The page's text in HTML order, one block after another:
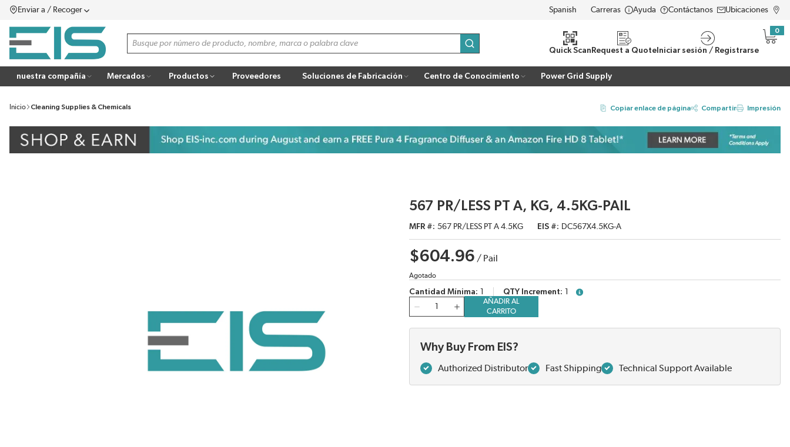
SALTAR AL CONTENIDO PRINCIPAL
Enviar a / Recoger
menú LANGUAGE
Carreras Ayuda Contáctanos Ubicaciones
Búsqueda de sitio
enviar búsqueda
Quick Scan Request a Quote Iniciar sesión / Registrarse
0
{0}
nuestra compañía Mercados Productos
more info Proveedores Soluciones de Fabricación Centro de Conocimiento Power Grid Supply
Inicio Cleaning Supplies & Chemicals Copiar enlace de página Compartir Impresión
567 PR/LESS PT A, KG, 4.5KG-PAIL
MFR # 567 PR/LESS PT A 4.5KG EIS # DC567X4.5KG-A
$604.96 / Pail
Agotado
Cantidad Mínima QTY Increment
more info
Cantidad
AÑADIR AL
CARRITO
Why Buy From EIS?
Authorized Distributor Fast Shipping Technical Support Available